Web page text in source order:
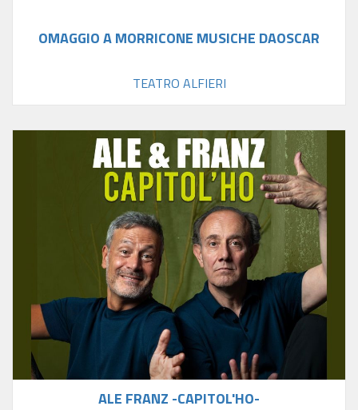
OMAGGIO A MORRICONE MUSICHE DAOSCAR
TEATRO ALFIERI
ALE FRANZ -CAPITOL'HO-